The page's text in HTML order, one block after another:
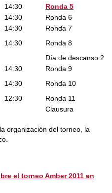
14:30
Ronda 5
14:30
Ronda 6
14:30
Ronda 7
14:30
Ronda 8
Día de descanso 2
14:30
Ronda 9
14:30
Ronda 10
12:30
Ronda 11
Clausura
organización del torneo, la
el torneo Amber 2011 en